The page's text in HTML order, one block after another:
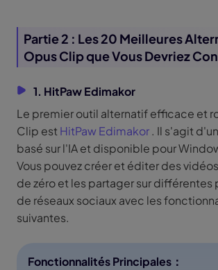
Partie 2 : Les 20 Meilleures
Opus Clip que Vous Devriez
1. HitPaw Edimakor
Le premier outil alternatif efficace et
Clip est HitPaw Edimakor. Il s'agit
basé sur l'IA et disponible pour
Vous pouvez créer et éditer des
de zéro et les partager sur différentes
de réseaux sociaux avec les
suivantes.
Fonctionnalités Principales：